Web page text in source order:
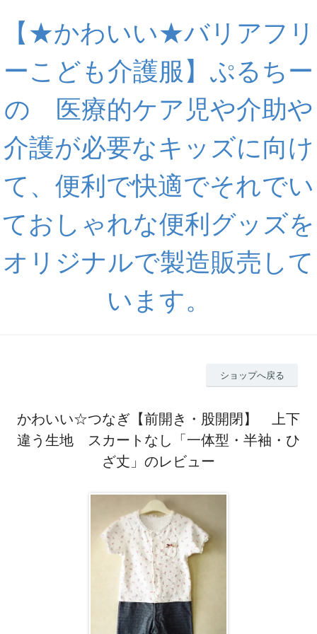
【★かわいい★バリアフリ
ーこども介護服】ぷるちー
の 医療的ケア児や介助や
介護が必要なキッズに向け
て、便利で快適でそれでい
ておしゃれな便利グッズを
オリジナルで製造販売して
います。
ショップへ戻る
かわいい☆つなぎ【前開き・股開閉】 上下
違う生地 スカートなし「一体型・半袖・ひ
ざ丈」のレビュー